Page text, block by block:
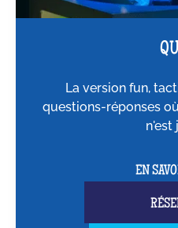
La version fun,
questions-réponses
n'est
EN